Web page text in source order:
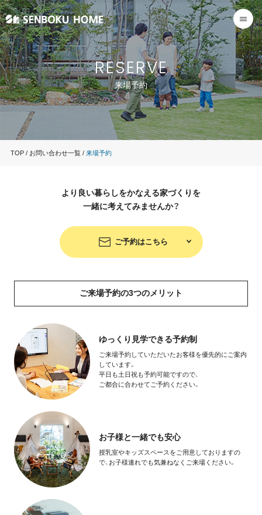
RESERVE
来場予約
TOP お問い合わせ一覧 来場予約
より良い暮らしをかなえる家づくりを
一緒に考えてみませんか？
ご予約はこちら
ご来場予約の3つのメリット
ゆっくり見学できる予約制
ご来場予約していただいたお客様を優先的にご案内
しています。
平日も土日祝も予約可能ですので、
ご都合に合わせてご予約ください。
お子様と一緒でも安心
授乳室やキッズスペースをご用意しておりますの
で、お子様連れでも気兼ねなくご来場ください。